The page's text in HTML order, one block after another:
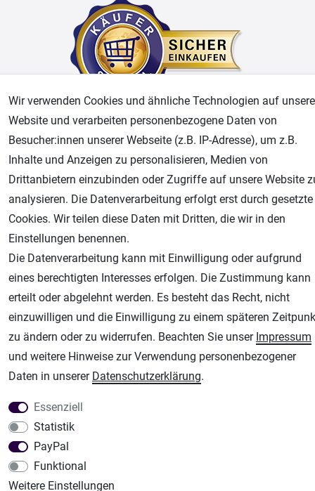
AGB Widerrufsrecht Datenschutz Impressum
Unsere weiteren Shops:
Airbrush-City
Fachhandel für: Airbrushpistolen, Kompressoren, Airbrushfarben
Modellbau-City
Modellbau Shop
Plotter-City
Schneideplotter, Transferpressen, Siebdruck und Plotterfolien
Im Shop Kaufen
Küchen Zubehör - Haus/Garten - Tierbedarf
Wir verwenden Cookies und ähnliche Technologien auf
Website und verarbeiten personenbezogene Daten von
Besucher:innen unserer Webseite (z.B. IP-Adresse), um z.B.
Inhalte und Anzeigen zu personalisieren, Medien von
Drittanbietern einzubinden oder Zugriffe auf unsere Website
analysieren. Die Datenverarbeitung erfolgt erst durch gesetzte
Cookies. Wir teilen diese Daten mit Dritten, die wir in den
Einstellungen benennen.
Die Datenverarbeitung kann mit Einwilligung oder aufgrund
eines berechtigten Interesses erfolgen. Die Zustimmung kann
erteilt oder abgelehnt werden. Es besteht das Recht, nicht
einzuwilligen und die Einwilligung zu einem späteren
zu ändern oder zu widerrufen. Beachten Sie unser Impressum
und weitere Hinweise zur Verwendung personenbezogener
Daten in unserer Daten­schutz­erklärung.
Essenziell
Statistik
PayPal
Funktional
Weitere Einstellungen